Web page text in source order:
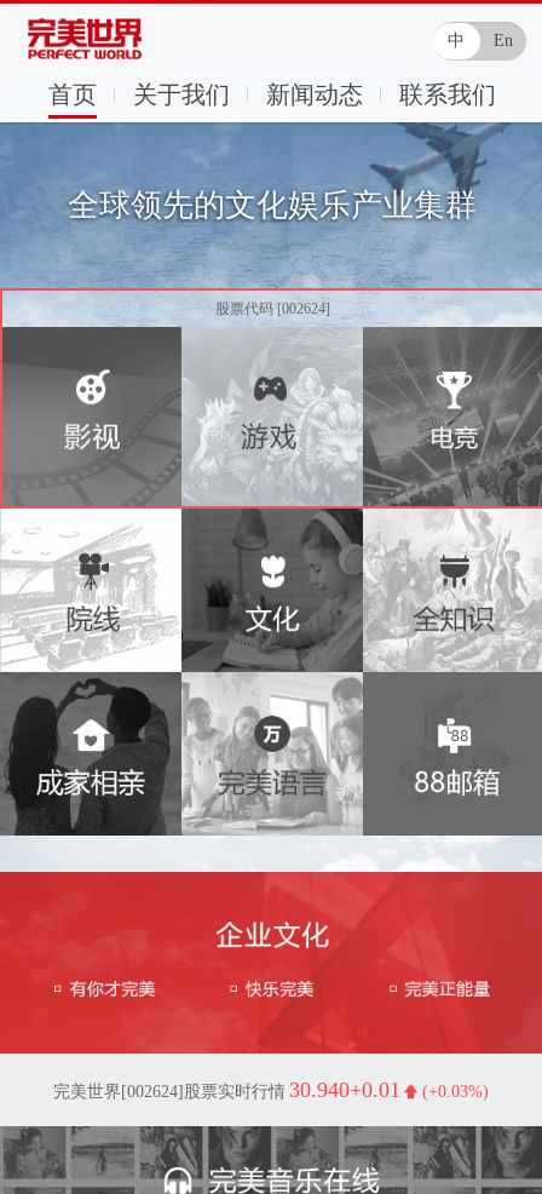
中 En
首页 关于我们 新闻动态 联系我们
股票代码 [002624]
全球领先的文化娱乐产业集群
完美世界[002624]股票实时行情 30.940+0.01 (+0.03%)